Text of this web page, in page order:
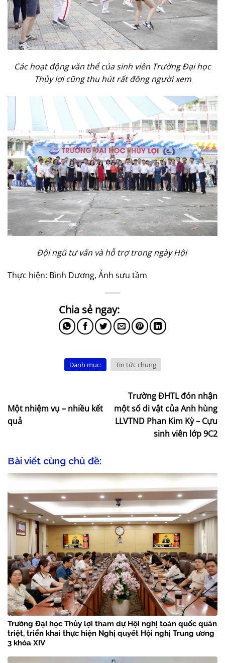
Các hoạt động văn thể của sinh viên Trường Đại học
Thủy lợi cũng thu hút rất đông người xem
Đội ngũ tư vấn và hỗ trợ trong ngày Hội
Thực hiện: Bình Dương, Ảnh sưu tầm
Danh mục: Tin tức chung
Một nhiệm vụ – nhiều kết
quả
Trường ĐHTL đón nhận
một số di vật của Anh hùng
LLVTND Phan Kim Kỳ – Cựu
sinh viên lớp 9C2
Bài viết cùng chủ đề:
Trường Đại học Thủy lợi tham dự Hội nghị toàn quốc quán
triệt, triển khai thực hiện Nghị quyết Hội nghị Trung ương
3 khóa XIV